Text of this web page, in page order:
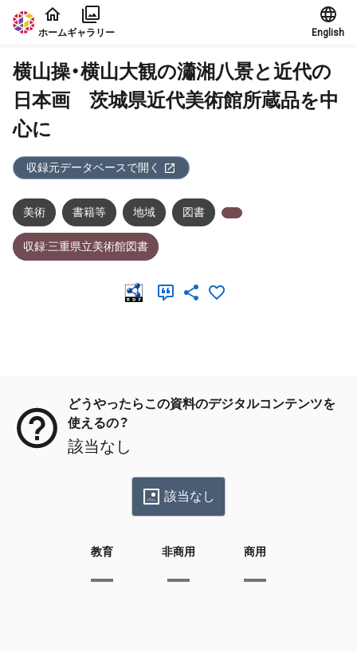
本文に飛ぶ
ホームギャラリー English
横山操・横山大観の瀟湘八景と近代の
日本画 茨城県近代美術館所蔵品を中
心に
収録元データベースで開く
美術 書籍等 地域 図書
収録:三重県立美術館図書
どうやったらこの資料のデジタルコンテンツを
使えるの？
該当なし
該当なし
教育 非商用 商用